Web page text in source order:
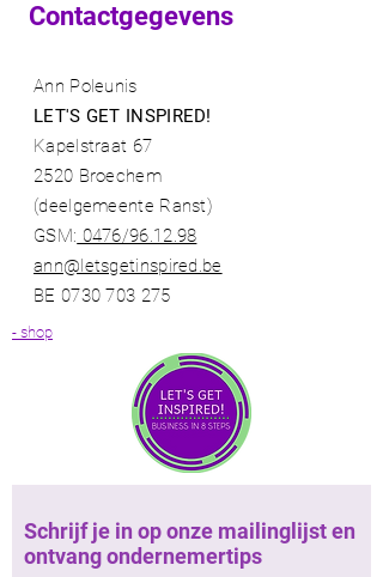
Contactgegevens
Ann Poleunis
LET'S GET INSPIRED!
Kapelstraat 67
2520 Broechem
(deelgemeente Ranst)​
GSM: 0476/96.12.98​
ann@letsgetinspired.be
BE 0730 703 275
- shop
Schrijf je in op onze mailinglijst en
ontvang ondernemertips